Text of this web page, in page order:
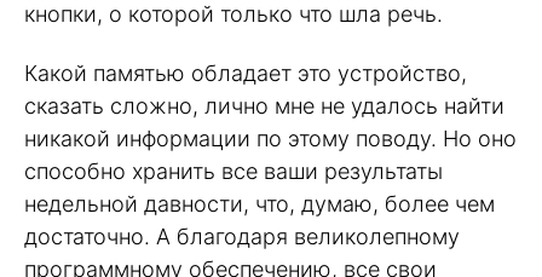
кнопки, о которой только что шла речь.
Какой памятью обладает это устройство,
сказать сложно, лично мне не удалось найти
никакой информации по этому поводу. Но оно
способно хранить все ваши результаты
недельной давности, что, думаю, более чем
достаточно. А благодаря великолепному
программному обеспечению, все свои